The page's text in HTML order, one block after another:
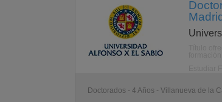
Doctorados - 4 Años - Villanueva de la